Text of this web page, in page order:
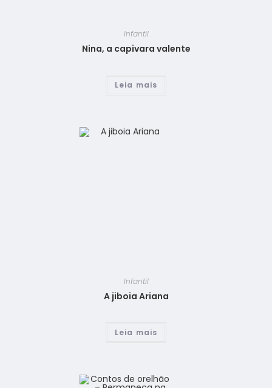
Infantil
Nina, a capivara valente
Leia mais
Infantil
A jiboia Ariana
Leia mais